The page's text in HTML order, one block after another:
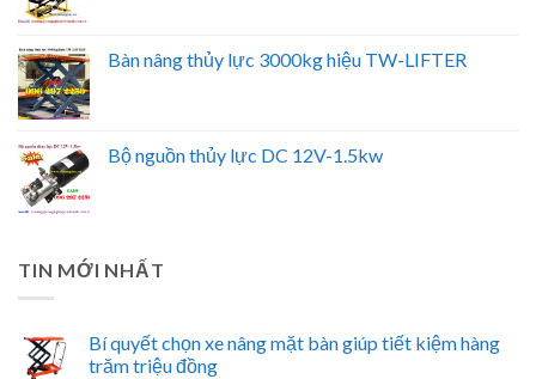
Bàn nâng thủy lực 3000kg hiệu TW-LIFTER
Bộ nguồn thủy lực DC 12V-1.5kw
TIN MỚI NHẤT
Bí quyết chọn xe nâng mặt bàn giúp tiết kiệm hàng
trăm triệu đồng